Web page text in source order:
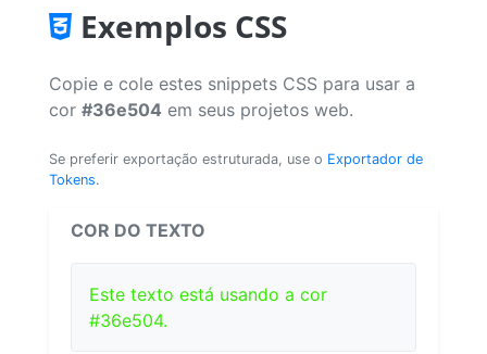
Exemplos CSS
Copie e cole estes snippets CSS para usar a
cor #36e504 em seus projetos web.
Se preferir exportação estruturada, use o Exportador de
Tokens.
COR DO TEXTO
Este texto está usando a cor
#36e504.